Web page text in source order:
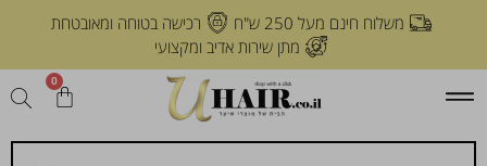
משלוח חינם מעל 250 ש"ח
רכישה בטוחה ומאובטחת
מתן שירות אדיב ומקצועי
0